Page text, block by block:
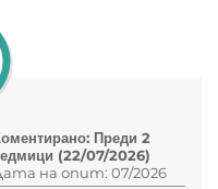
Преди 2
(22/07/2026)
на опит: 07/2026